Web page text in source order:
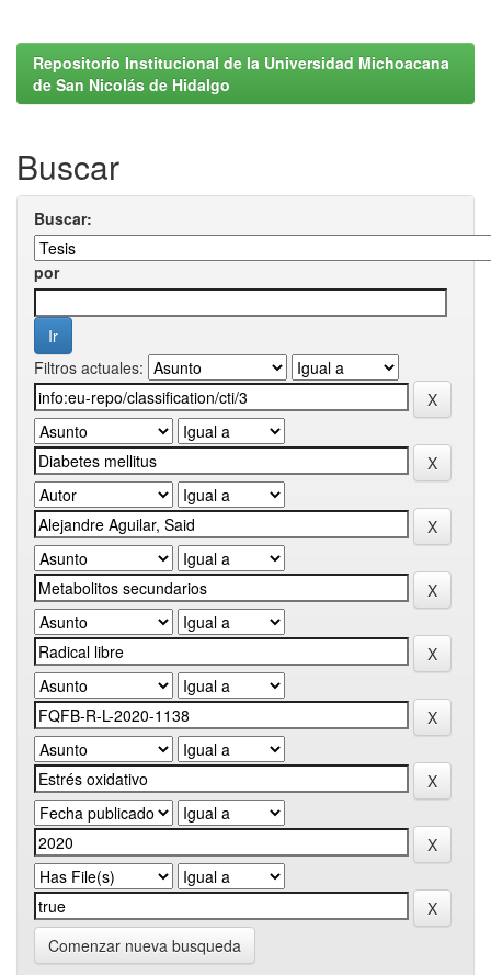
Repositorio Institucional de la Universidad Michoacana
de San Nicolás de Hidalgo
Buscar
Buscar:
por
Filtros actuales:
Comenzar nueva busqueda